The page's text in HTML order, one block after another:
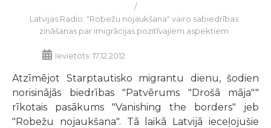
/
Latvijas Radio: "Robežu nojaukšana" vairo sabiedrības
zināšanas par imigrācijas pozitīvajiem aspektiem
Ievietots: 17.12.2012
Atzīmējot Starptautisko migrantu dienu, šodien
norisinājās biedrības "Patvērums "Drošā māja""
rīkotais pasākums "Vanishing the borders" jeb
"Robežu nojaukšana". Tā laikā Latvijā ieceļojušie